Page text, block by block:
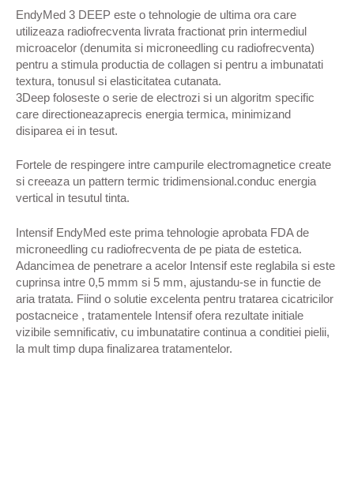
EndyMed 3 DEEP este o tehnologie de ultima ora care
utilizeaza radiofrecventa livrata fractionat prin intermediul
microacelor (denumita si microneedling cu radiofrecventa)
pentru a stimula productia de collagen si pentru a imbunatati
textura, tonusul si elasticitatea cutanata.
3Deep foloseste o serie de electrozi si un algoritm specific
care directioneazaprecis energia termica, minimizand
disiparea ei in tesut.
Fortele de respingere intre campurile electromagnetice create
si creeaza un pattern termic tridimensional.conduc energia
vertical in tesutul tinta.
Intensif EndyMed este prima tehnologie aprobata FDA de
microneedling cu radiofrecventa de pe piata de estetica.
Adancimea de penetrare a acelor Intensif este reglabila si este
cuprinsa intre 0,5 mmm si 5 mm, ajustandu-se in functie de
aria tratata. Fiind o solutie excelenta pentru tratarea cicatricilor
postacneice , tratamentele Intensif ofera rezultate initiale
vizibile semnificativ, cu imbunatatire continua a conditiei pielii,
la mult timp dupa finalizarea tratamentelor.